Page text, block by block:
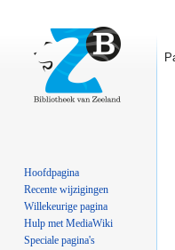
Hoofdpagina
Recente wijzigingen
Willekeurige pagina
Hulp met MediaWiki
Speciale pagina's